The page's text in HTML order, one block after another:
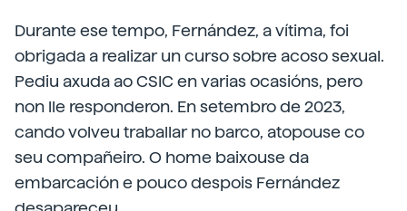
Durante ese tempo, Fernández, a vítima, foi
obrigada a realizar un curso sobre acoso sexual.
Pediu axuda ao CSIC en varias ocasións, pero
non lle responderon. En setembro de 2023,
cando volveu traballar no barco, atopouse co
seu compañeiro. O home baixouse da
embarcación e pouco despois Fernández